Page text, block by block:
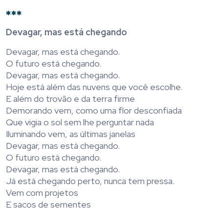
***
Devagar, mas está chegando
Devagar, mas está chegando.
O futuro está chegando.
Devagar, mas está chegando.
Hoje está além das nuvens que você escolhe.
E além do trovão e da terra firme
Demorando vem, como uma flor desconfiada
Que vigia o sol sem lhe perguntar nada
Iluminando vem, as últimas janelas
Devagar, mas está chegando.
O futuro está chegando.
Devagar, mas está chegando.
Já está chegando perto, nunca tem pressa.
Vem com projetos
E sacos de sementes